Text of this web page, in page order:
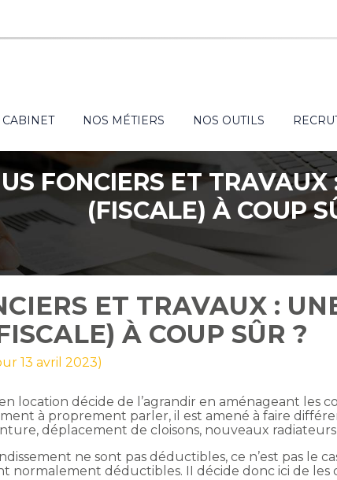
CABINET NOS MÉTIERS NOS OUTILS
FONCIERS ET
(FISCALE) À COUP
ET TRAVAUX :
À COUP SÛR ?
13 avril 2023)
location décide de l’agrandir en aménageant les
à proprement parler, il est amené à faire
déplacement de cloisons, nouveaux
ne sont pas déductibles, ce n’est pas le
normalement déductibles. II décide donc ici de les